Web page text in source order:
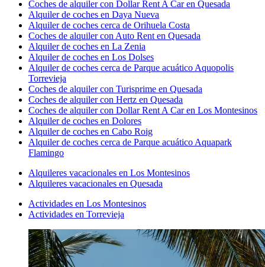
Coches de alquiler con Dollar Rent A Car en Quesada
Alquiler de coches en Daya Nueva
Alquiler de coches cerca de Orihuela Costa
Coches de alquiler con Auto Rent en Quesada
Alquiler de coches en La Zenia
Alquiler de coches en Los Dolses
Alquiler de coches cerca de Parque acuático Aquopolis
Torrevieja
Coches de alquiler con Turisprime en Quesada
Coches de alquiler con Hertz en Quesada
Coches de alquiler con Dollar Rent A Car en Los Montesinos
Alquiler de coches en Dolores
Alquiler de coches en Cabo Roig
Alquiler de coches cerca de Parque acuático Aquapark
Flamingo
Alquileres vacacionales en Los Montesinos
Alquileres vacacionales en Quesada
Actividades en Los Montesinos
Actividades en Torrevieja